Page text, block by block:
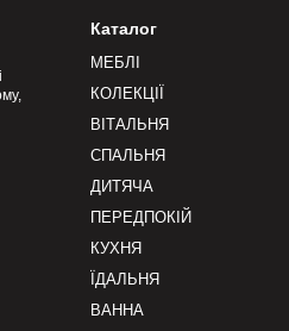
Каталог
МЕБЛІ
КОЛЕКЦІЇ
ВІТАЛЬНЯ
СПАЛЬНЯ
ДИТЯЧА
ПЕРЕДПОКІЙ
КУХНЯ
ЇДАЛЬНЯ
ВАННА